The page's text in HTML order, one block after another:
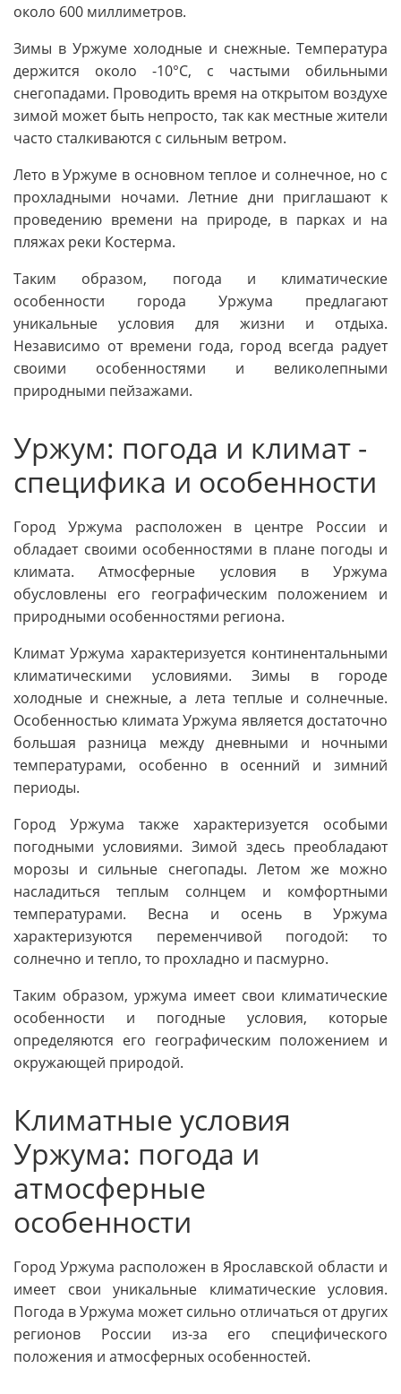
около 600 миллиметров.
Зимы в Уржуме холодные и снежные. Температура
держится около -10°C, с частыми обильными
снегопадами. Проводить время на открытом воздухе
зимой может быть непросто, так как местные жители
часто сталкиваются с сильным ветром.
Лето в Уржуме в основном теплое и солнечное, но с
прохладными ночами. Летние дни приглашают к
проведению времени на природе, в парках и на
пляжах реки Костерма.
Таким образом, погода и климатические
особенности города Уржума предлагают
уникальные условия для жизни и отдыха.
Независимо от времени года, город всегда радует
своими особенностями и великолепными
природными пейзажами.
Уржум: погода и климат -
специфика и особенности
Город Уржума расположен в центре России и
обладает своими особенностями в плане погоды и
климата. Атмосферные условия в Уржума
обусловлены его географическим положением и
природными особенностями региона.
Климат Уржума характеризуется континентальными
климатическими условиями. Зимы в городе
холодные и снежные, а лета теплые и солнечные.
Особенностью климата Уржума является достаточно
большая разница между дневными и ночными
температурами, особенно в осенний и зимний
периоды.
Город Уржума также характеризуется особыми
погодными условиями. Зимой здесь преобладают
морозы и сильные снегопады. Летом же можно
насладиться теплым солнцем и комфортными
температурами. Весна и осень в Уржума
характеризуются переменчивой погодой: то
солнечно и тепло, то прохладно и пасмурно.
Таким образом, уржума имеет свои климатические
особенности и погодные условия, которые
определяются его географическим положением и
окружающей природой.
Климатные условия
Уржума: погода и
атмосферные
особенности
Город Уржума расположен в Ярославской области и
имеет свои уникальные климатические условия.
Погода в Уржума может сильно отличаться от других
регионов России из-за его специфического
положения и атмосферных особенностей.